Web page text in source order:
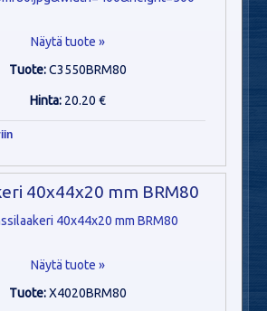
Näytä tuote »
Tuote:C3550BRM80
Hinta: 20.20 €
40x44x20 mm BRM80
Näytä tuote »
Tuote:X4020BRM80